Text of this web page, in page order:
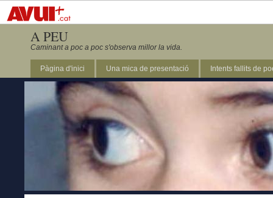
A PEU
Caminant a poc a poc s'observa millor la vida.
Pàgina d'inici Una mica de presentació Intents fallits de